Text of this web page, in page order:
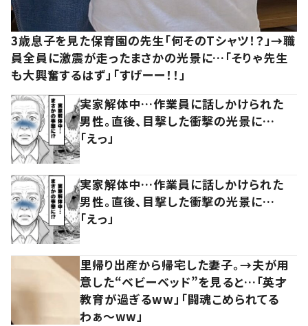
3歳息子を見た保育園の先生「何そのTシャツ！？」→職
員全員に激震が走ったまさかの光景に…「そりゃ先生
も大興奮するはず」「すげーー！！」
実家解体中…作業員に話しかけられた
男性。直後、目撃した衝撃の光景に…
「えっ」
実家解体中…作業員に話しかけられた
男性。直後、目撃した衝撃の光景に…
「えっ」
里帰り出産から帰宅した妻子。→夫が用
意した“ベビーベッド”を見ると…「英才
教育が過ぎるww」「闘魂こめられてる
わぁ～ww」